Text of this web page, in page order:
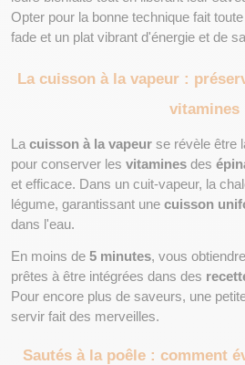
Opter pour la bonne technique fait
fade et un plat vibrant d'énergie et de
La cuisson à la vapeur :
vitamines
La cuisson à la vapeur se révèle être
pour conserver les vitamines des
et efficace. Dans un cuit-vapeur, la
légume, garantissant une cuisson
dans l'eau.
En moins de 5 minutes, vous
prêtes à être intégrées dans des
Pour encore plus de saveurs, une
servir fait des merveilles.
Sautés à la poêle : comment